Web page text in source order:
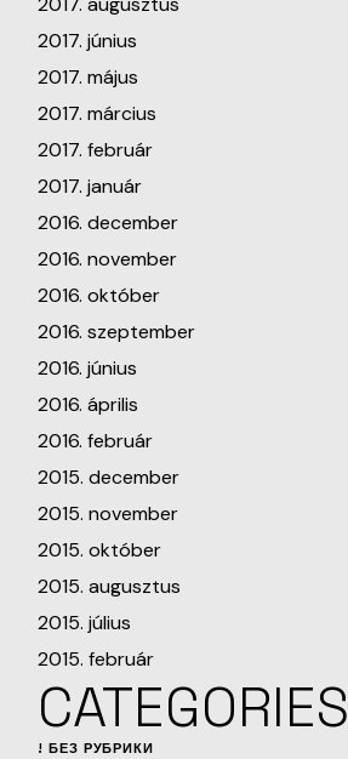
2017. június
2017. május
2017. március
2017. február
2017. január
2016. december
2016. november
2016. október
2016. szeptember
2016. június
2016. április
2016. február
2015. december
2015. november
2015. október
2015. augusztus
2015. július
2015. február
CATEGORIES
! БЕЗ РУБРИКИ